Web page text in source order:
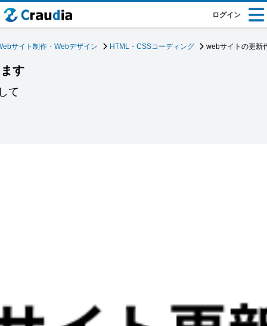
ログイン
サイト制作・Webデザイン HTML・CSSコーディング webサイトの更新
す
て